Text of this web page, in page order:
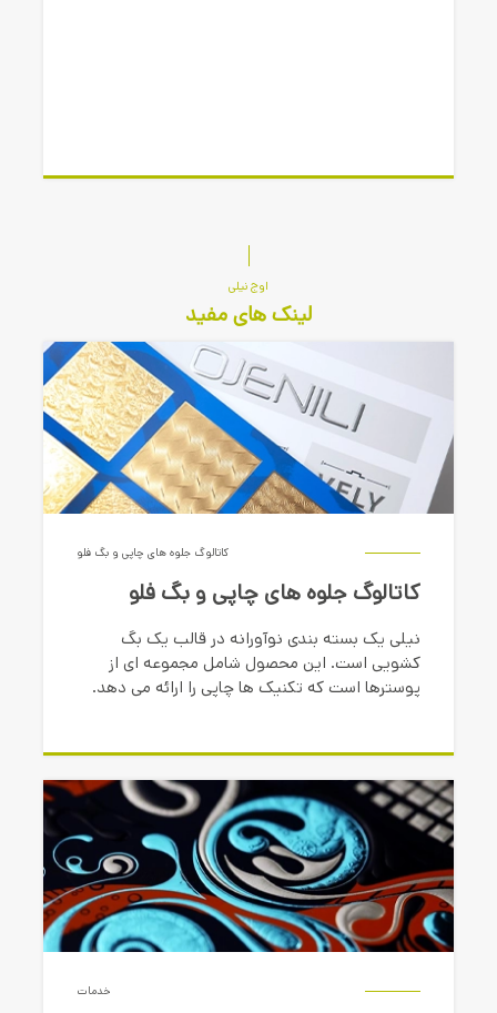
اوج نیلی
لینک های مفید
کاتالوگ جلوه های چاپی و بگ فلو
کاتالوگ جلوه های چاپی و بگ فلو
نیلی یک بسته بندی نوآورانه در قالب یک بگ
کشویی است. این محصول شامل مجموعه ای از
پوسترها است که تکنیک ها چاپی را ارائه می دهد.
خدمات